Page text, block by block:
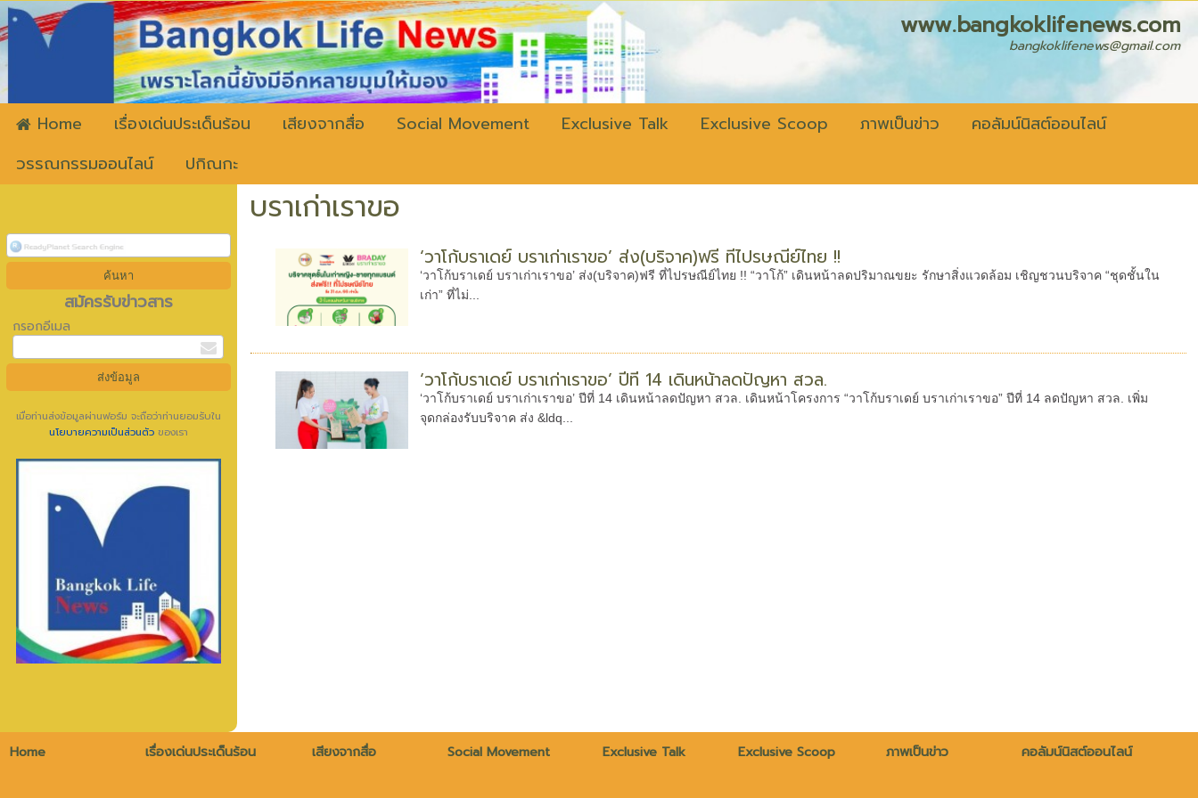
www.bangkoklifenews.com
bangkoklifenews@gmail.com
Home เรื่องเด่นประเด็นร้อน เสียงจากสื่อ Social Movement Exclusive Talk Exclusive Scoop ภาพเป็นข่าว
คอลัมน์นิสต์ออนไลน์
วรรณกรรมออนไลน์
ปกิณกะ
สมัครรับข่าวสาร
กรอกอีเมล
เมื่อท่านส่งข้อมูลผ่านฟอร์ม จะถือว่าท่านยอมรับใน
นโยบายความเป็นส่วนตัว ของเรา
บราเก่าเราขอ
‘วาโก้บราเดย์ บราเก่าเราขอ’ ส่ง(บริจาค)ฟรี ที่ไปรษณีย์ไทย !!
‘วาโก้บราเดย์ บราเก่าเราขอ’ ส่ง(บริจาค)ฟรี ที่ไปรษณีย์ไทย !! “วาโก้” เดินหน้าลดปริมาณขยะ รักษาสิ่งแวดล้อม เชิญชวนบริจาค “ชุดชั้นใน
เก่า” ที่ไม่...
‘วาโก้บราเดย์ บราเก่าเราขอ’ ปีที่ 14 เดินหน้าลดปัญหา สวล.
‘วาโก้บราเดย์ บราเก่าเราขอ’ ปีที่ 14 เดินหน้าลดปัญหา สวล. เดินหน้าโครงการ “วาโก้บราเดย์ บราเก่าเราขอ” ปีที่ 14 ลดปัญหา สวล. เพิ่ม
จุดกล่องรับบริจาค ส่ง &ldq...
Home เรื่องเด่นประเด็นร้อน เสียงจากสื่อ Social Movement Exclusive Talk Exclusive Scoop ภาพเป็นข่าว คอลัมน์นิสต์ออนไลน์